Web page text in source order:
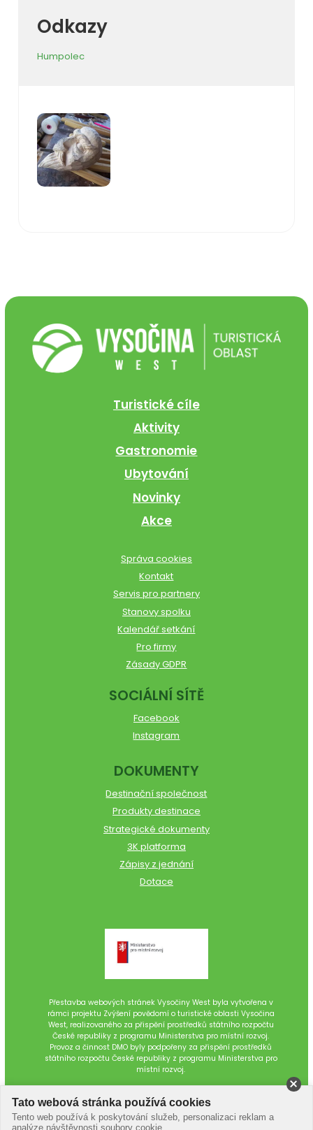
Odkazy
Humpolec
Turistické cíle
Aktivity
Gastronomie
Ubytování
Novinky
Akce
Správa cookies
Kontakt
Servis pro partnery
Stanovy spolku
Kalendář setkání
Pro firmy
Zásady GDPR
SOCIÁLNÍ SÍTĚ
Facebook
Instagram
DOKUMENTY
Destinační společnost
Produkty destinace
Strategické dokumenty
3K platforma
Zápisy z jednání
Dotace
Přestavba webových stránek Vysočiny West byla vytvořena v
rámci projektu Zvýšení povědomí o turistické oblasti Vysočina
West, realizovaného za přispění prostředků státního rozpočtu
České republiky z programu Ministerstva pro místní rozvoj.
Provoz a činnost DMO byly podpořeny za přispění prostředků
státního rozpočtu České republiky z programu Ministerstva pro
místní rozvoj.
Tato webová stránka používá cookies
Tento web používá k poskytování služeb, personalizaci reklam a
analýze návštěvnosti soubory cookie.